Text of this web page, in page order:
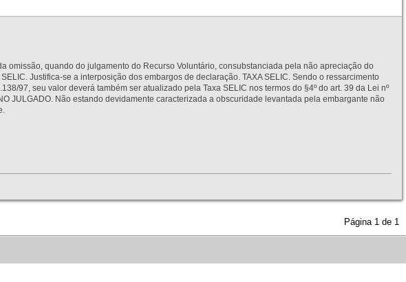
omissão, quando do julgamento do Recurso Voluntário, consubstanciada pela não apreciação do
Justifica-se a interposição dos embargos de declaração. TAXA SELIC. Sendo o ressarcimento
97, seu valor deverá também ser atualizado pela Taxa SELIC nos termos do §4º do art. 39 da Lei nº
JULGADO. Não estando devidamente caracterizada a obscuridade levantada pela embargante não
Página 1 de 1